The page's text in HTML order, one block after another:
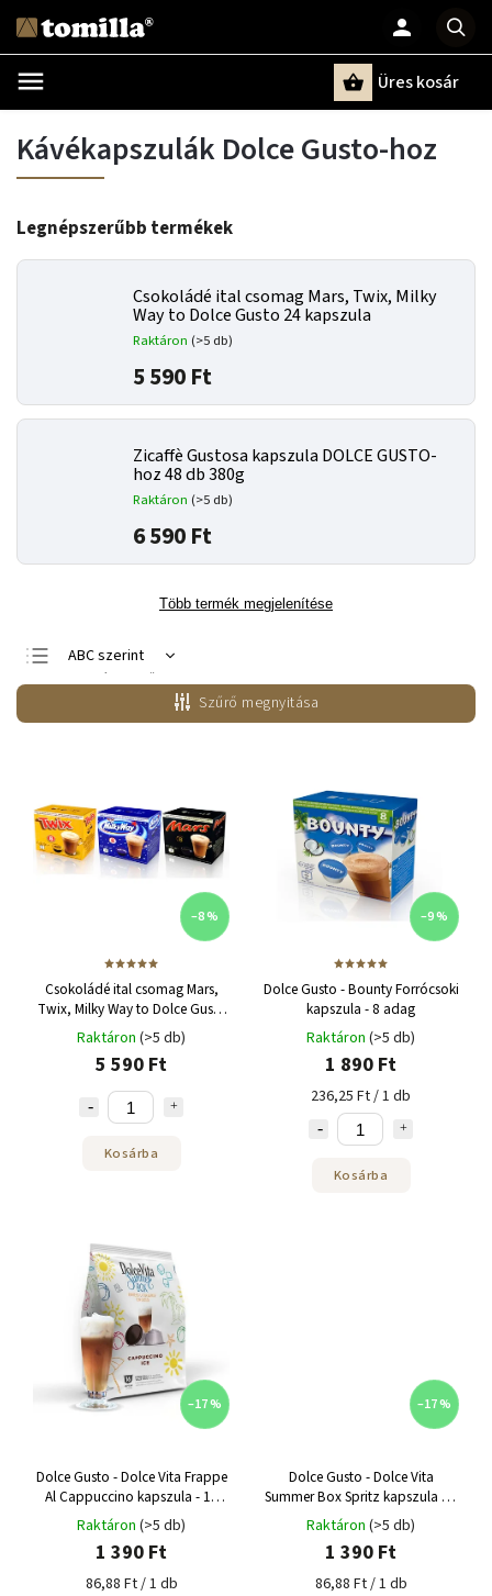
Üres kosár
Kávékapszulák Dolce Gusto-hoz
Legnépszerűbb termékek
Csokoládé ital csomag Mars, Twix, Milky
Way to Dolce Gusto 24 kapszula
Raktáron (>5 db)
5 590 Ft
Zicaffè Gustosa kapszula DOLCE GUSTO-
hoz 48 db 380g
Raktáron (>5 db)
6 590 Ft
Több termék megjelenítése
Legnépszerűbb
Legolcsóbb elöl
ABC szerint
Szűrő megnyitása
–8 %
Csokoládé ital csomag Mars,
Twix, Milky Way to Dolce Gusto
24 kapszula
Raktáron (>5 db)
5 590 Ft
Kosárba
–9 %
Dolce Gusto - Bounty Forrócsoki
kapszula - 8 adag
Raktáron (>5 db)
1 890 Ft
236,25 Ft / 1 db
Kosárba
–17 %
Dolce Gusto - Dolce Vita Frappe
Al Cappuccino kapszula - 16
adag
Raktáron (>5 db)
1 390 Ft
86,88 Ft / 1 db
–17 %
Dolce Gusto - Dolce Vita
Summer Box Spritz kapszula 16
adag
Raktáron (>5 db)
1 390 Ft
86,88 Ft / 1 db